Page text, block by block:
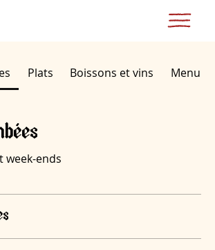
Plats Boissons et vins Menu
week-ends